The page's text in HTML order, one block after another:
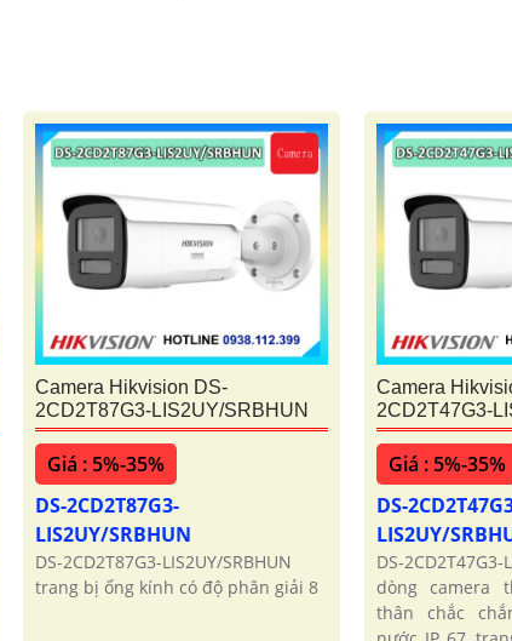
Camera Hikvision DS-
2CD2T87G3-LIS2UY/SRBHUN
Giá : 5%-35%
DS-2CD2T87G3-
LIS2UY/SRBHUN
DS-2CD2T87G3-LIS2UY/SRBHUN
trang bị ống kính có độ phân giải 8
Camera
2CD2T47G3-
Giá : 5%-35%
DS-
LIS2UY/
DS-
dòng camera
thân chắc